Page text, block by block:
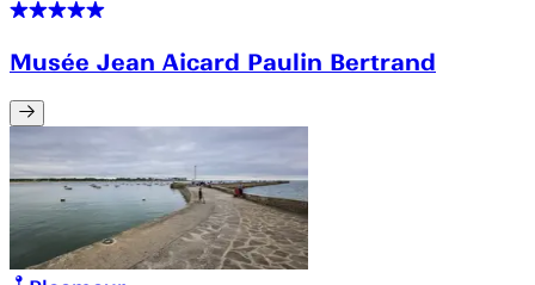
Musée Jean Aicard Paulin Bertrand